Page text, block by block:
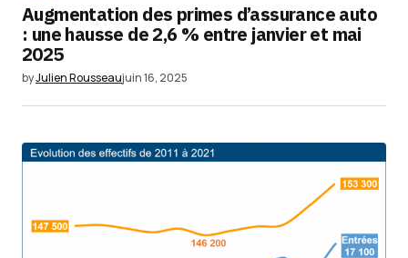
Augmentation des primes d’assurance auto
: une hausse de 2,6 % entre janvier et mai
2025
byJulien Rousseaujuin 16, 2025